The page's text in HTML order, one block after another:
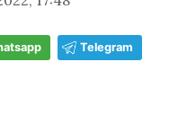
Telegram